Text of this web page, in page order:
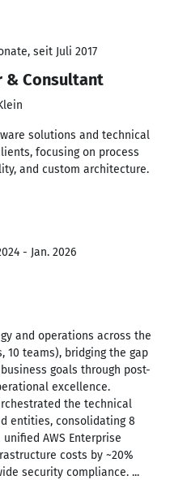
seit Juli 2017
& Consultant
solutions and technical
focusing on process
and custom architecture.
- Jan. 2026
and operations across the
10 teams), bridging the gap
goals through post-
excellence.
the technical
entities, consolidating 8
AWS Enterprise
costs by ~20%
security compliance. ...